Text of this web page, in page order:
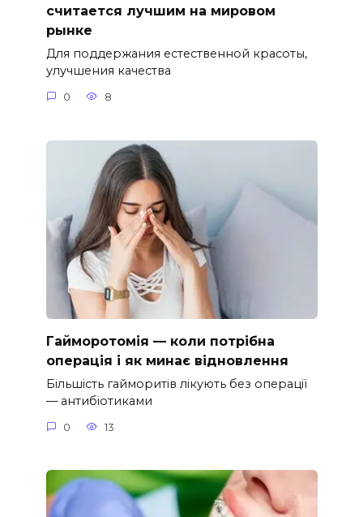
считается лучшим на мировом
рынке
Для поддержания естественной красоты,
улучшения качества
0 8
Гайморотомія — коли потрібна
операція і як минає відновлення
Більшість гайморитів лікують без операції
— антибіотиками
0 13